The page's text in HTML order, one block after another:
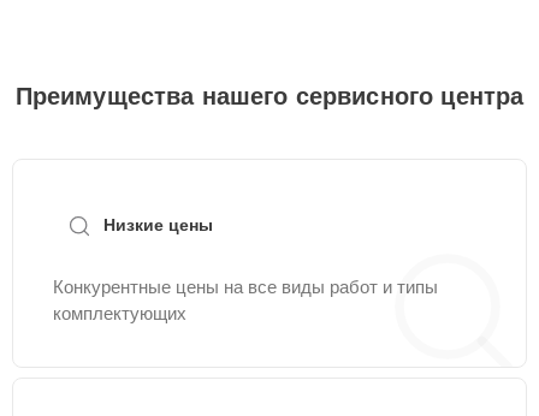
Преимущества нашего сервисного центра
Низкие цены
Конкурентные цены на все виды работ и типы
комплектующих